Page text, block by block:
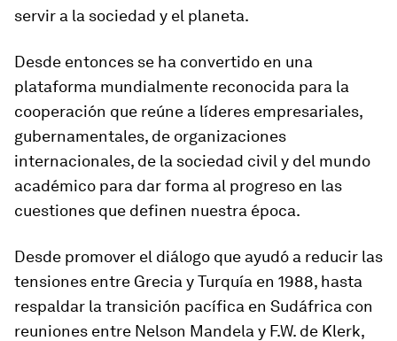
servir a la sociedad y el planeta.
Desde entonces se ha convertido en una
plataforma mundialmente reconocida para la
cooperación que reúne a líderes empresariales,
gubernamentales, de organizaciones
internacionales, de la sociedad civil y del mundo
académico para dar forma al progreso en las
cuestiones que definen nuestra época.
Desde promover el diálogo que ayudó a reducir las
tensiones entre Grecia y Turquía en 1988, hasta
respaldar la transición pacífica en Sudáfrica con
reuniones entre Nelson Mandela y F.W. de Klerk,